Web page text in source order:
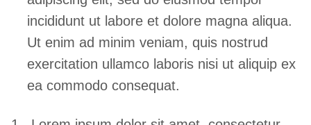
incididunt ut labore et dolore magna aliqua.
Ut enim ad minim veniam, quis nostrud
exercitation ullamco laboris nisi ut aliquip ex
ea commodo consequat.